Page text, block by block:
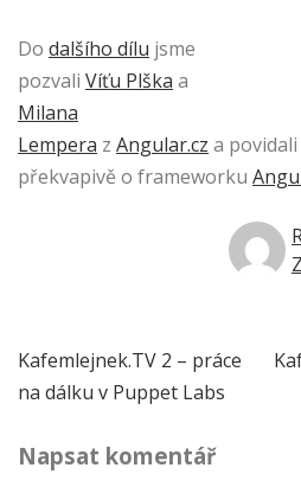
Do dalšího dílu jsme
pozvali Víťu Plška a
Milana
Lempera z Angular.cz a povidali
překvapivě o frameworku
Navigace
příspěvek
Kafemlejnek.TV 2 – práce
na dálku v Puppet Labs
Napsat komentář